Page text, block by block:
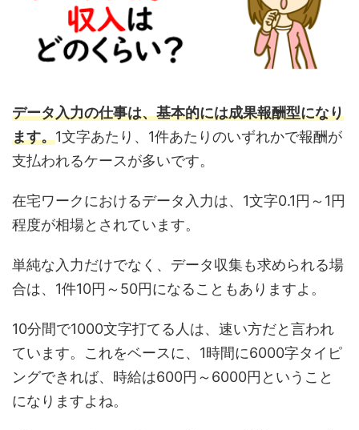
データ入力の仕事は、基本的には成果報酬型になり
ます。1文字あたり、1件あたりのいずれかで報酬が
支払われるケースが多いです。
在宅ワークにおけるデータ入力は、1文字0.1円～1円
程度が相場とされています。
単純な入力だけでなく、データ収集も求められる場
合は、1件10円～50円になることもありますよ。
10分間で1000文字打てる人は、速い方だと言われ
ています。これをベースに、1時間に6000字タイピ
ングできれば、時給は600円～6000円ということ
になりますよね。